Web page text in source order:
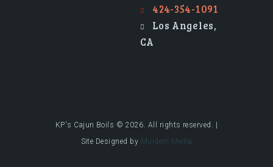
424-354-1091
Los Angeles,
CA
KP's Cajun Boils © 2026. All rights reserved. |
Site Designed by Muidem Media